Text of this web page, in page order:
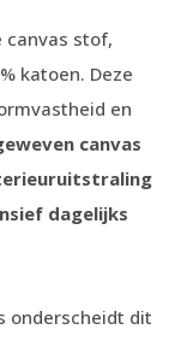
canvas stof,
katoen. Deze
en
canvas
dagelijks
onderscheidt dit